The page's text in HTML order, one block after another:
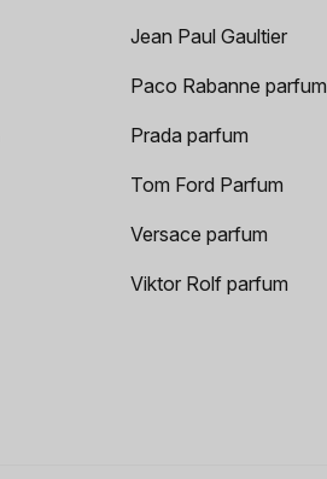
Jean Paul Gaultier
Paco Rabanne parfum
Prada parfum
Tom Ford Parfum
Versace parfum
Viktor Rolf parfum